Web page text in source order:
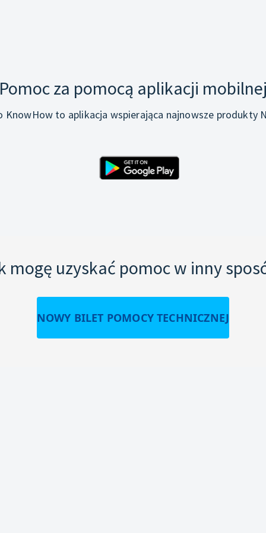
za pomocą aplikacji
KnowHow to aplikacja wspierająca najnowsze produkty
mogę uzyskać pomoc w inny
NOWY BILET POMOCY TECHNICZNEJ